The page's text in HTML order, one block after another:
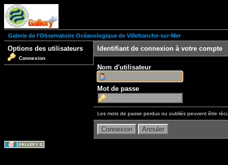
Galerie de l'Observatoire Océanologique de Villefranche-sur-Mer
Options des utilisateurs
Connexion
Identifiant de connexion à votre compte
Nom d'utilisateur
Mot de passe
Les mots de passe perdus ou oubliés peuvent être